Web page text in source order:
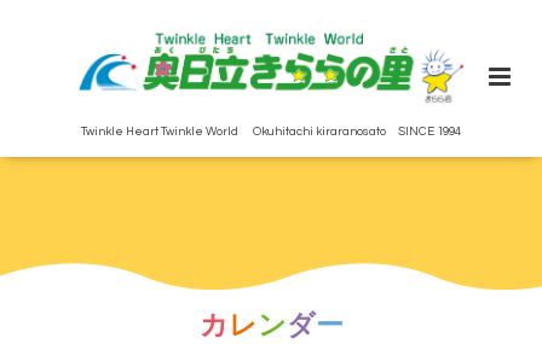
Twinkle Heart Twinkle World Okuhitachi kiraranosato SINCE 1994
カ レンダー